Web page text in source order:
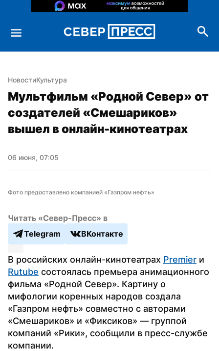
НовостиКультура
Мультфильм «Родной Север» от
создателей «Смешариков»
вышел в онлайн-кинотеатрах
06 июня, 07:05
Фото предоставлено компанией «Газпром нефть»
Читать «Север-Пресс» в
Telegram
ВКонтакте
В российских онлайн-кинотеатрах Premier
Rutube состоялась премьера анимационного
фильма «Родной Север». Картину о
мифологии коренных народов создала
«Газпром нефть» совместно с авторами
«Смешариков» и «Фиксиков» — группой
компаний «Рики», сообщили в пресс-службе
компании.